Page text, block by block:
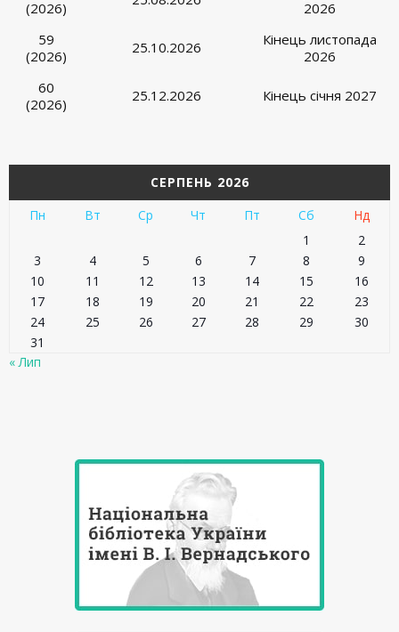
(2026)
2026
59
(2026)
25.10.2026
Кінець листопада
2026
60
(2026)
25.12.2026 Кінець січня 2027
СЕРПЕНЬ 2026
Пн
Вт Ср Чт Пт Сб
Нд
1
2
3
4 5 6 7 8
9
10
11 12 13 14 15
16
17
18 19 20 21 22
23
24
25 26 27 28 29
30
31
« Лип